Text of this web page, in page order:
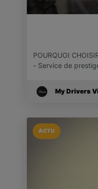
POURQUOI
- Service de
My Drivers
ACTU